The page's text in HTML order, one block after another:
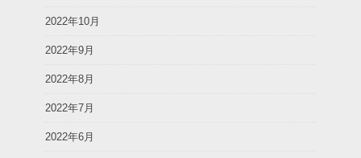
2022年10月
2022年9月
2022年8月
2022年7月
2022年6月